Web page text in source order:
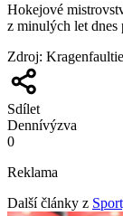
Hokejové
z minulých let dnes
Zdroj:
Sdílet
Dennívýzva
0
Reklama
Další články z